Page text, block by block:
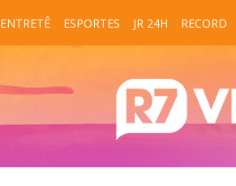
ENTRETÊ ESPORTES JR 24H RECORD